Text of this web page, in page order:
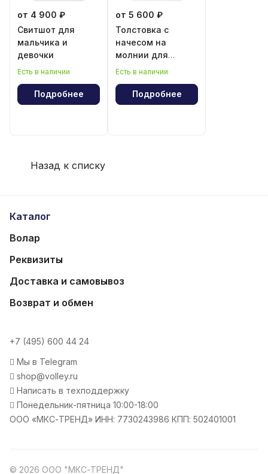
от 4 900 ₽
Свитшот для
мальчика и
девочки
Есть в наличии
Подробнее
от 5 600 ₽
Толстовка с
начесом на
молнии для
мальчика и
Есть в наличии
Подробнее
Назад к списку
Каталог
Волар
Реквизиты
Доставка и самовывоз
Возврат и обмен
+7 (495) 600 44 24
Мы в Telegram
shop@volley.ru
Написать в техподдержку
Понедельник-пятница 10:00-18:00
ООО «МКС-ТРЕНД» ИНН: 7730243986 КПП: 502401001
© 2026 ООО "МКС-ТРЕНД"